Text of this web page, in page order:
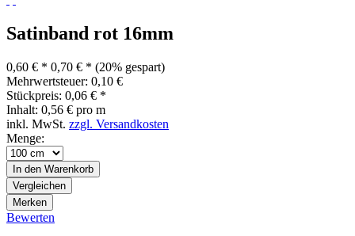
Satinband rot 16mm
0,60 € * 0,70 € * (20% gespart)
Mehrwertsteuer: 0,10 €
Stückpreis: 0,06 € *
Inhalt: 0,56 € pro m
inkl. MwSt. zzgl. Versandkosten
Menge:
In den Warenkorb
Vergleichen
Merken
Bewerten